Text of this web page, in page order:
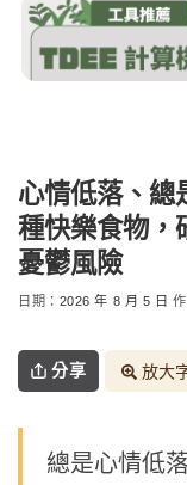
心情低落、總
種快樂食物，
憂鬱風險
日期： 2026 年 8 月 5 日 作
分享 放大
總是心情低